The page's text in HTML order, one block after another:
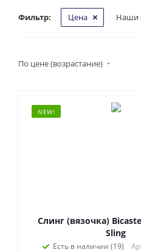
Фильтр: Цена Наши
По цене (возрастание)
NEW!
Слинг (вязочка)
Sling
Есть в наличии (19)